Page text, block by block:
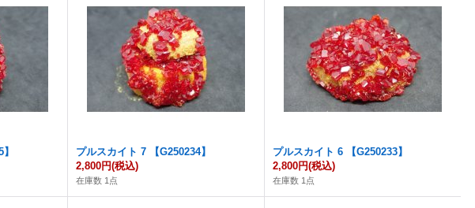
プルスカイト 7 【G250234】
2,800円(税込)
在庫数 1点
プルスカイト 6 【G250233】
2,800円(税込)
在庫数 1点